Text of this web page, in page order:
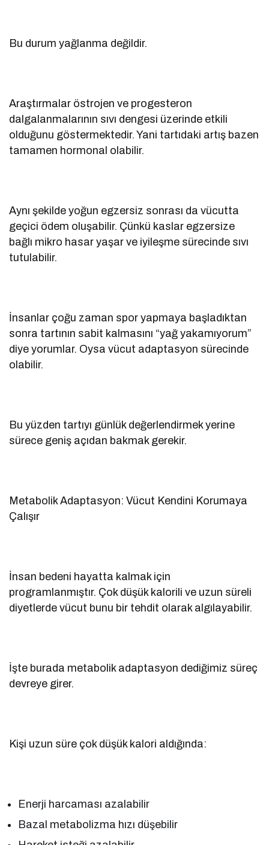
Bu durum yağlanma değildir.
Araştırmalar östrojen ve progesteron
dalgalanmalarının sıvı dengesi üzerinde etkili
olduğunu göstermektedir. Yani tartıdaki artış bazen
tamamen hormonal olabilir.
Aynı şekilde yoğun egzersiz sonrası da vücutta
geçici ödem oluşabilir. Çünkü kaslar egzersize
bağlı mikro hasar yaşar ve iyileşme sürecinde sıvı
tutulabilir.
İnsanlar çoğu zaman spor yapmaya başladıktan
sonra tartının sabit kalmasını “yağ yakamıyorum”
diye yorumlar. Oysa vücut adaptasyon sürecinde
olabilir.
Bu yüzden tartıyı günlük değerlendirmek yerine
sürece geniş açıdan bakmak gerekir.
Metabolik Adaptasyon: Vücut Kendini Korumaya
Çalışır
İnsan bedeni hayatta kalmak için
programlanmıştır. Çok düşük kalorili ve uzun süreli
diyetlerde vücut bunu bir tehdit olarak algılayabilir.
İşte burada metabolik adaptasyon dediğimiz süreç
devreye girer.
Kişi uzun süre çok düşük kalori aldığında:
Enerji harcaması azalabilir
Bazal metabolizma hızı düşebilir